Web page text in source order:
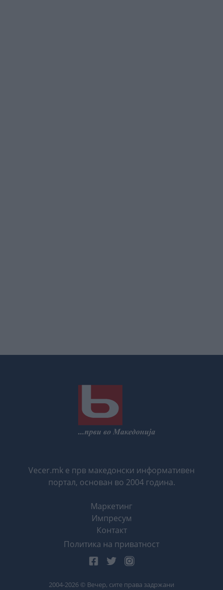
Vecer.mk е прв македонски информативен
портал, основан во 2004 година.
Маркетинг
Импресум
Контакт
Политика на приватност
2004-2026 © Вечер, сите права задржани